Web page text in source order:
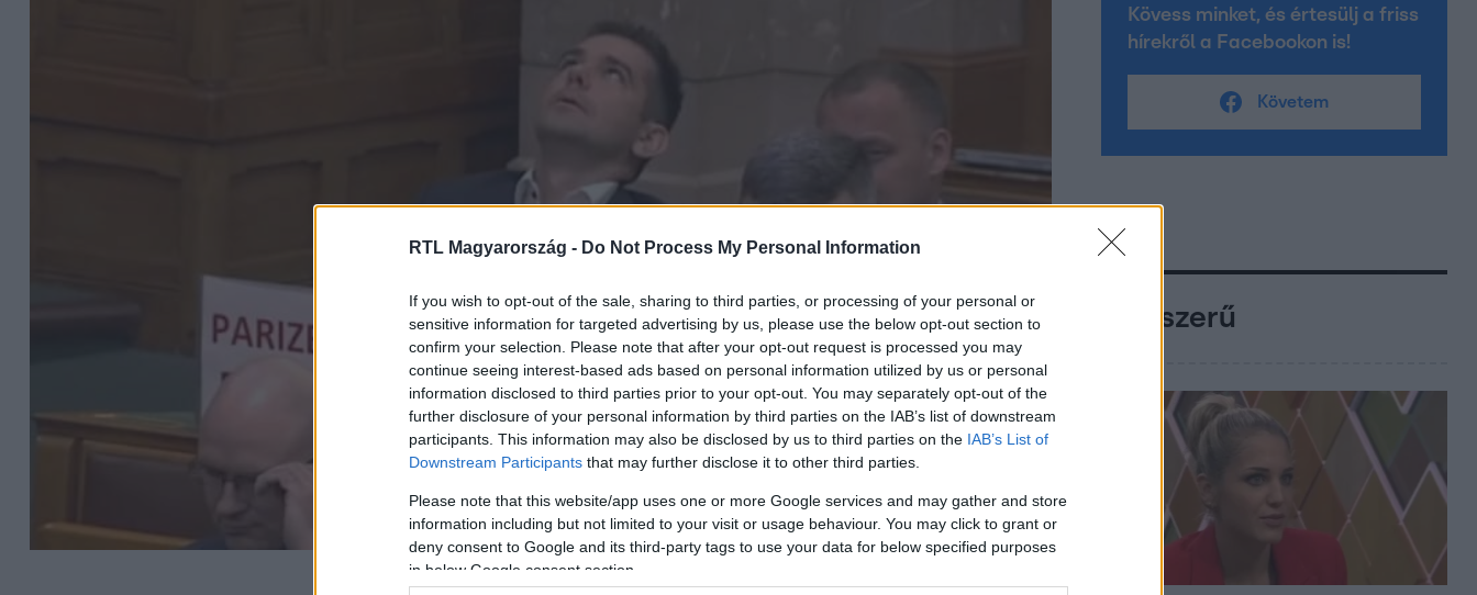
RTL Magyarország - Do Not Process My Personal Information
If you wish to opt-out of the sale, sharing to third parties, or processing of your personal or
sensitive information for targeted advertising by us, please use the below opt-out section to
confirm your selection. Please note that after your opt-out request is processed you may
continue seeing interest-based ads based on personal information utilized by us or personal
information disclosed to third parties prior to your opt-out. You may separately opt-out of the
further disclosure of your personal information by third parties on the IAB’s list of downstream
participants. This information may also be disclosed by us to third parties on the IAB’s List of
Downstream Participants that may further disclose it to other third parties.
Please note that this website/app uses one or more Google services and may gather and store
information including but not limited to your visit or usage behaviour. You may click to grant or
deny consent to Google and its third-party tags to use your data for below specified purposes
in below Google consent section.
Kövess minket, és értesülj a friss
hírekről a Facebookon is!
Követem
Népszerű